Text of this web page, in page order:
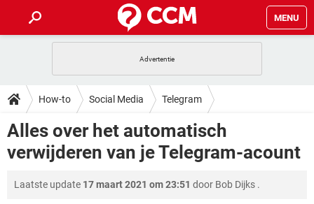
MENU
INSTAGRAM WINDOWS 10
NETFLIX CORONAVIRUS
GRATIS SNAPCHAT
HOW-TO
VIDEOBELLEN
INSTAGRAM WINDOWS 10
CORONAVIRUS
GRATIS SNAPCHAT
DOWNLOADS
VIDEOBELLEN GAMES
FORUM
VIDEOBELLEN GAMES
How-to Social Media Telegram
Alles over het automatisch
verwijderen van je Telegram-acount
Laatste update 17 maart 2021 om 23:51 door Bob Dijks .